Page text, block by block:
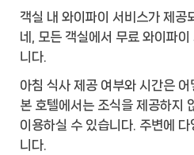
객실 내 와이파이 서비스가 제공
네, 모든 객실에서 무료 와이파
니다.
아침 식사 제공 여부와 시간은
본 호텔에서는 조식을 제공하지
이용하실 수 있습니다. 주변에
니다.